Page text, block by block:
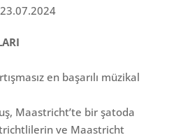
en başarılı müzikal
Maastricht’te bir şatoda
ve Maastricht